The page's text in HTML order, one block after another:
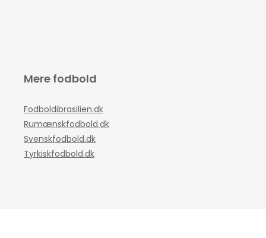
Mere fodbold
Fodboldibrasilien.dk
Rumænskfodbold.dk
Svenskfodbold.dk
Tyrkiskfodbold.dk